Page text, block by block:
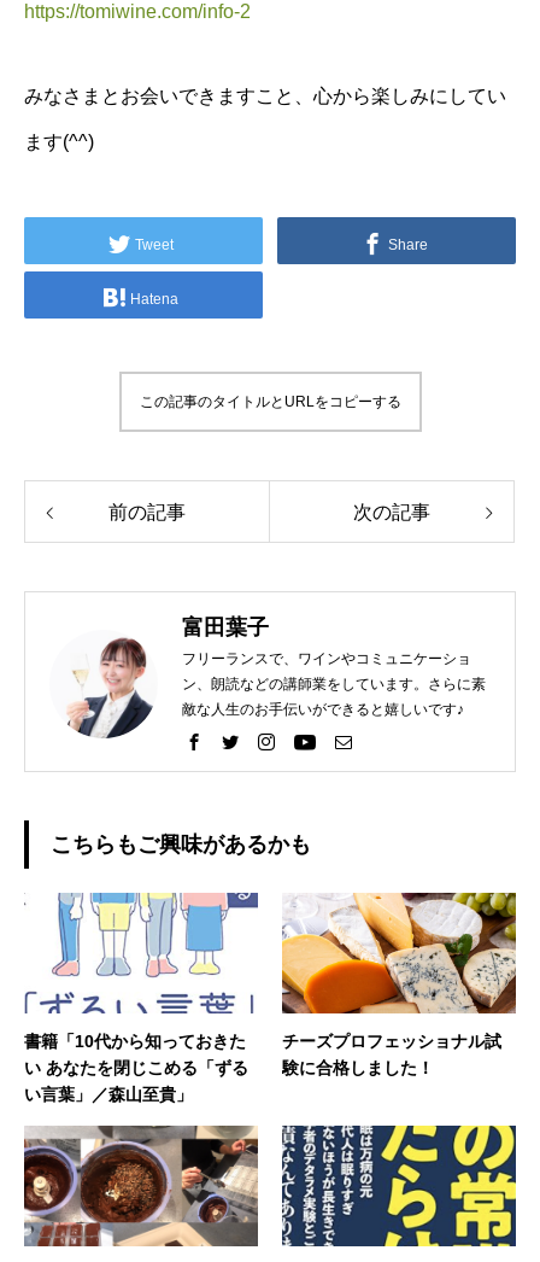
https://tomiwine.com/info-2
みなさまとお会いできますこと、心から楽しみにしてい
ます(^^)
Tweet Share
Hatena
この記事のタイトルとURLをコピーする
前の記事 次の記事
富田葉子
フリーランスで、ワインやコミュニケーショ
ン、朗読などの講師業をしています。さらに素
敵な人生のお手伝いができると嬉しいです♪
こちらもご興味があるかも
書籍「10代から知っておきた
い あなたを閉じこめる「ずる
い言葉」／森山至貴」
チーズプロフェッショナル試
験に合格しました！